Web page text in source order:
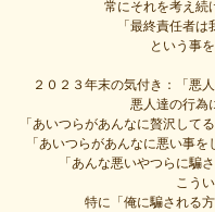
常にそれを考え続
「最終責任者
という事
２０２３年末の気付き：「悪
悪人達の行為
「あいつらがあんなに贅沢して
「あいつらがあんなに悪い事
「あんな悪いやつらに騙
こう
特に「俺に騙される